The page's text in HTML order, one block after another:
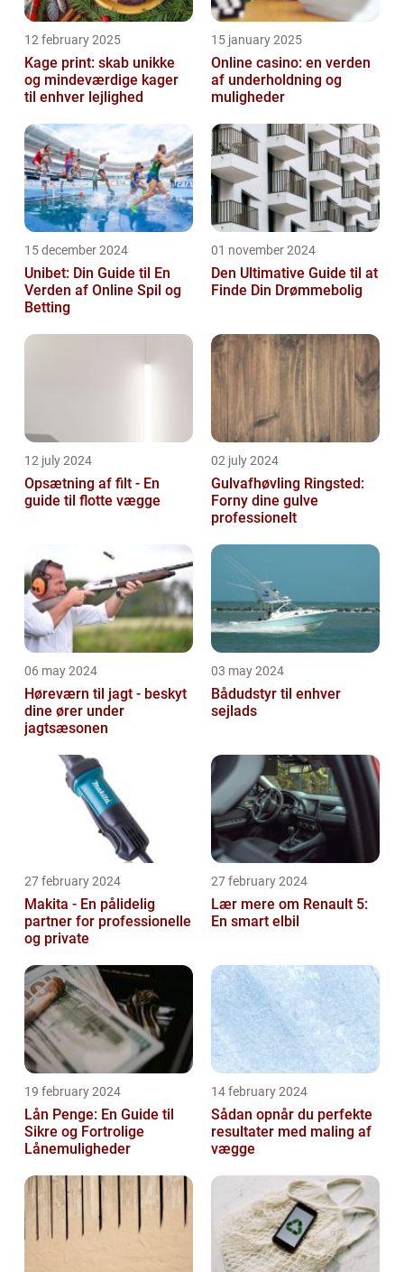
12 february 2025
Kage print: skab unikke
og mindeværdige kager
til enhver lejlighed
15 january 2025
Online casino: en verden
af underholdning og
muligheder
15 december 2024
Unibet: Din Guide til En
Verden af Online Spil og
Betting
01 november 2024
Den Ultimative Guide til at
Finde Din Drømmebolig
12 july 2024
Opsætning af filt - En
guide til flotte vægge
02 july 2024
Gulvafhøvling Ringsted:
Forny dine gulve
professionelt
06 may 2024
Høreværn til jagt - beskyt
dine ører under
jagtsæsonen
03 may 2024
Bådudstyr til enhver
sejlads
27 february 2024
Makita - En pålidelig
partner for professionelle
og private
27 february 2024
Lær mere om Renault 5:
En smart elbil
19 february 2024
Lån Penge: En Guide til
Sikre og Fortrolige
Lånemuligheder
14 february 2024
Sådan opnår du perfekte
resultater med maling af
vægge